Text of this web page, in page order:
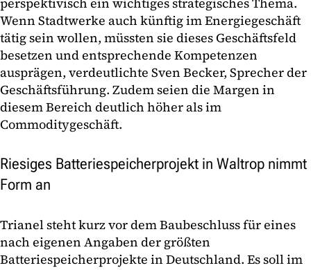
Wenn Stadtwerke auch künftig im Energiegeschäft
tätig sein wollen, müssten sie dieses Geschäftsfeld
besetzen und entsprechende Kompetenzen
ausprägen, verdeutlichte Sven Becker, Sprecher der
Geschäftsführung. Zudem seien die Margen in
diesem Bereich deutlich höher als im
Commoditygeschäft.
Riesiges Batteriespeicherprojekt in Waltrop nimmt
Form an
Trianel steht kurz vor dem Baubeschluss für eines
nach eigenen Angaben der größten
Batteriespeicherprojekte in Deutschland. Es soll im